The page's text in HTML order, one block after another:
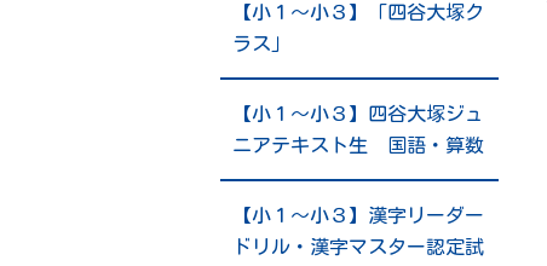
【小１～小３】「四谷大塚ク
ラス」
【小１～小３】四谷大塚ジュ
ニアテキスト生 国語・算数
【小１～小３】漢字リーダー
ドリル・漢字マスター認定試